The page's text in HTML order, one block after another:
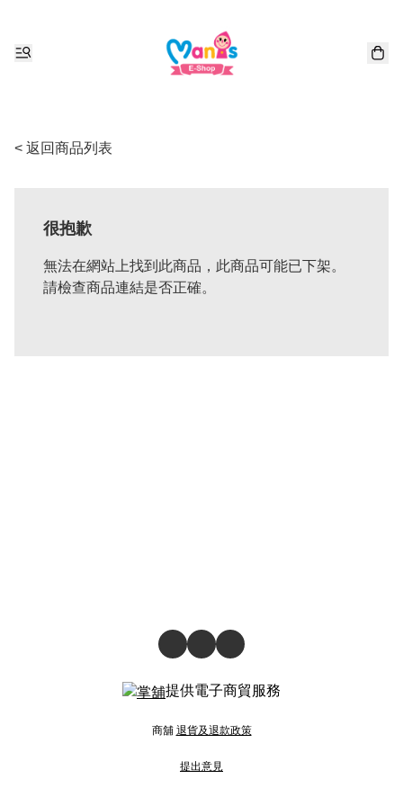
< 返回商品列表
很抱歉
無法在網站上找到此商品，此商品可能已下架。
請檢查商品連結是否正確。
提供電子商貿服務
商舖 退貨及退款政策
提出意見